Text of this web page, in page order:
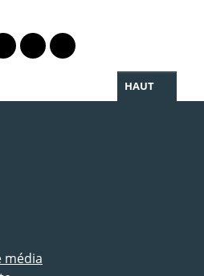
Bluesky
profil Instagram
le profil Linkedin
Lien vers le profil Facebook
Lien vers le profil Twitter
Partager par WhatsApp
HAUT
média